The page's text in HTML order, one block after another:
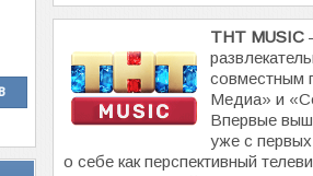
ТНТ MUSIC
совместным
Медиа» и
Впервые
уже с
о себе как перспективный